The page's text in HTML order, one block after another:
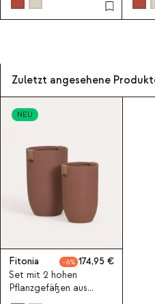
Zuletzt angesehene
NEU
Fitonia 6
174,95
Set mit 2 hohen
Pflanzgefäßen aus
Zement Fitonia